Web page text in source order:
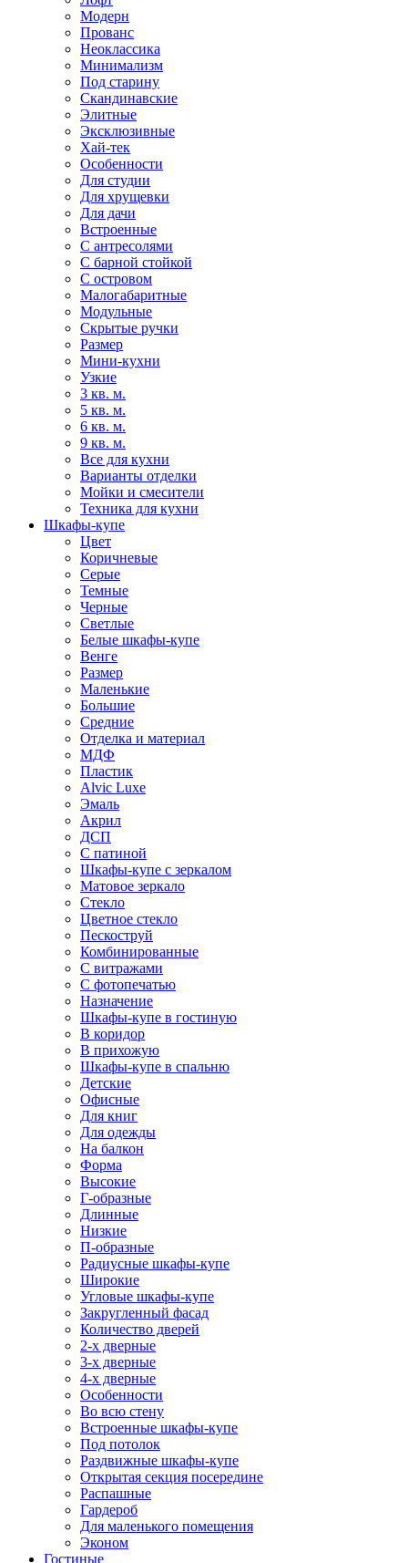
Модерн
Прованс
Неоклассика
Минимализм
Под старину
Скандинавские
Элитные
Эксклюзивные
Хай-тек
Особенности
Для студии
Для хрущевки
Для дачи
Встроенные
С антресолями
С барной стойкой
С островом
Малогабаритные
Модульные
Скрытые ручки
Размер
Мини-кухни
Узкие
3 кв. м.
5 кв. м.
6 кв. м.
9 кв. м.
Все для кухни
Варианты отделки
Мойки и смесители
Техника для кухни
Шкафы-купе
Цвет
Коричневые
Серые
Темные
Черные
Светлые
Белые шкафы-купе
Венге
Размер
Маленькие
Большие
Средние
Отделка и материал
МДФ
Пластик
Alvic Luxe
Эмаль
Акрил
ДСП
С патиной
Шкафы-купе с зеркалом
Матовое зеркало
Стекло
Цветное стекло
Пескоструй
Комбинированные
С витражами
С фотопечатью
Назначение
Шкафы-купе в гостиную
В коридор
В прихожую
Шкафы-купе в спальню
Детские
Офисные
Для книг
Для одежды
На балкон
Форма
Высокие
Г-образные
Длинные
Низкие
П-образные
Радиусные шкафы-купе
Широкие
Угловые шкафы-купе
Закругленный фасад
Количество дверей
2-х дверные
3-х дверные
4-х дверные
Особенности
Во всю стену
Встроенные шкафы-купе
Под потолок
Раздвижные шкафы-купе
Открытая секция посередине
Распашные
Гардероб
Для маленького помещения
Эконом
Гостиные